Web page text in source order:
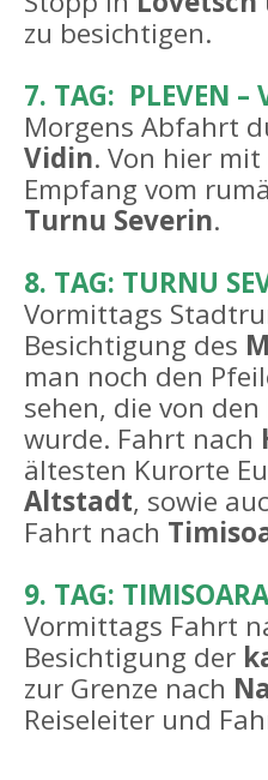
zu besichtigen.
7. TAG: PLEVEN –
Morgens Abfahrt
Vidin. Von hier
Empfang vom
Turnu Severin.
8. TAG: TURNU
Vormittags
Besichtigung des
man noch den
sehen, die von
wurde. Fahrt nach
ältesten Kurorte
Altstadt, sowie
Fahrt nach
9. TAG:
Vormittags Fahrt
Besichtigung der
zur Grenze nach
Reiseleiter und